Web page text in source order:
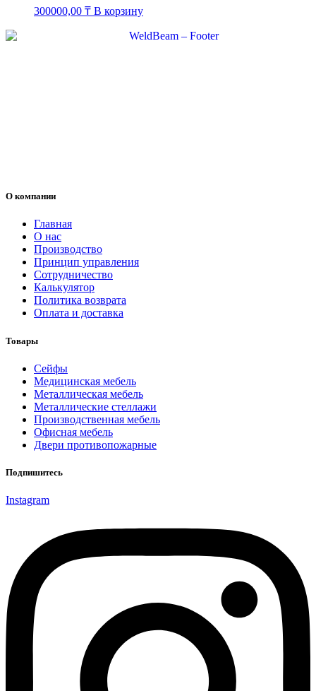
300000,00 ₸ В корзину
О компании
Главная
О нас
Производство
Принцип управления
Сотрудничество
Калькулятор
Политика возврата
Оплата и доставка
Товары
Cейфы
Медицинская мебель
Металлическая мебель
Металлические стеллажи
Производственная мебель
Офисная мебель
Двери противопожарные
Подпишитесь
Instagram